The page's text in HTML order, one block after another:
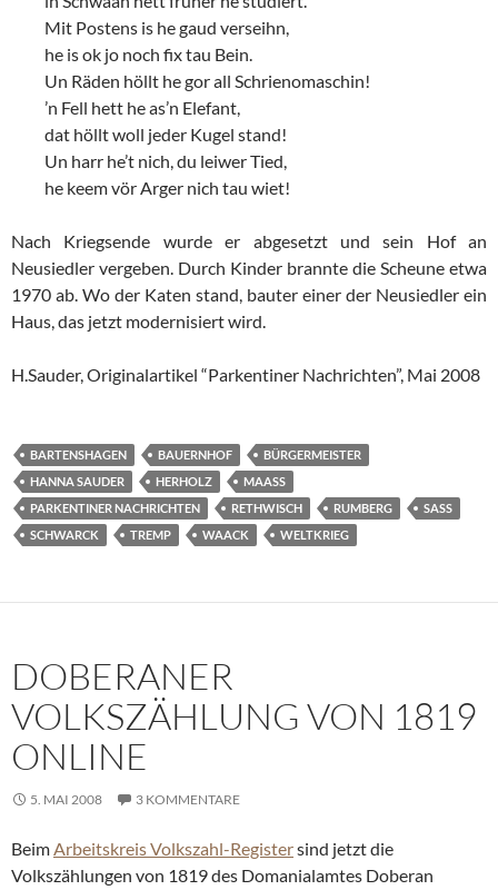
Mit Postens is he gaud verseihn,
he is ok jo noch fix tau Bein.
Un Räden höllt he gor all Schrienomaschin!
’n Fell hett he as’n Elefant,
dat höllt woll jeder Kugel stand!
Un harr he’t nich, du leiwer Tied,
he keem vör Arger nich tau wiet!
Nach Kriegsende wurde er abgesetzt und sein Hof an
Neusiedler vergeben. Durch Kinder brannte die Scheune etwa
1970 ab. Wo der Katen stand, bauter einer der Neusiedler ein
Haus, das jetzt modernisiert wird.
H.Sauder, Originalartikel “Parkentiner Nachrichten”, Mai 2008
BARTENSHAGEN BAUERNHOF
BÜRGERMEISTER
HANNA SAUDER
HERHOLZ
MAASS
PARKENTINER NACHRICHTEN
RETHWISCH RUMBERG
SASS
SCHWARCK
TREMP WAACK WELTKRIEG
DOBERANER
VOLKSZÄHLUNG VON 1819
ONLINE
5. MAI 2008 3 KOMMENTARE
BeimArbeitskreis Volkszahl-Registersind jetzt die
Volkszählungen von 1819 des Domanialamtes Doberan